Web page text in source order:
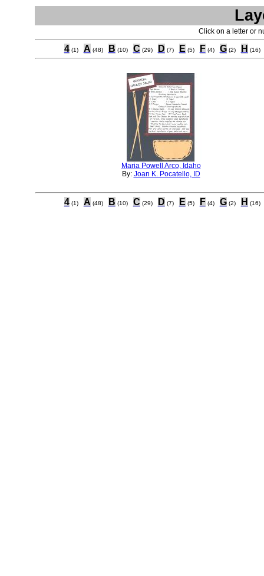
Click on a letter or
4 (1) A (48) B (10) C (29) D (7) E (5) F (4) G (2) H (16)
Maria Powell Arco, Idaho
By: Joan K. Pocatello, ID
4 (1) A (48) B (10) C (29) D (7) E (5) F (4) G (2) H (16)